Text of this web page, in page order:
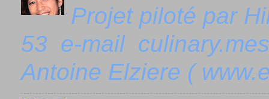
Projet piloté par
53 e-mail
Antoine Elziere (